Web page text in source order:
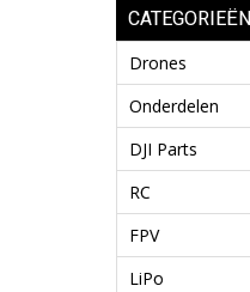
CATEGORIEËN
Drones
Onderdelen
DJI Parts
RC
FPV
LiPo